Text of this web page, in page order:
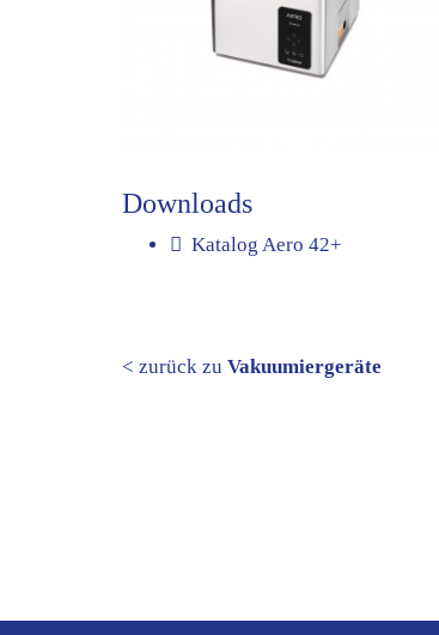
Downloads
Katalog Aero 42+
< zurück zu Vakuumiergeräte